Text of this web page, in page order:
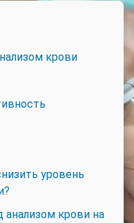
крови
уровень
крови на